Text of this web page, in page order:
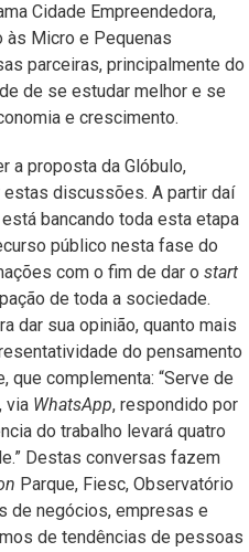
Cidade Empreendedora,
Micro e Pequenas
parceiras, principalmente do
de se estudar melhor e se
e crescimento.
a proposta da Glóbulo,
discussões. A partir daí
bancando toda esta etapa
público nesta fase do
com o fim de dar o start
de toda a sociedade.
dar sua opinião, quanto mais
do pensamento
complementa: “Serve de
via WhatsApp, respondido por
do trabalho levará quatro
Destas conversas fazem
Parque, Fiesc, Observatório
de negócios, empresas e
de tendências de pessoas